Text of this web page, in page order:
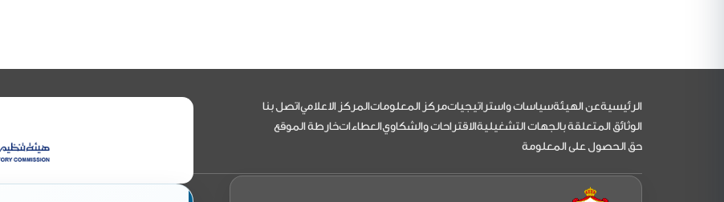
التذييل
الرئيسيةعن الهيئةسياسات واستراتيجياتمركز المعلوماتالمركز الاعلامياتصل بنا
الوثائق المتعلقة بالجهات التشغيليةالاقتراحات والشكاويالعطاءاتخارطة الموقع
حق الحصول على المعلومة